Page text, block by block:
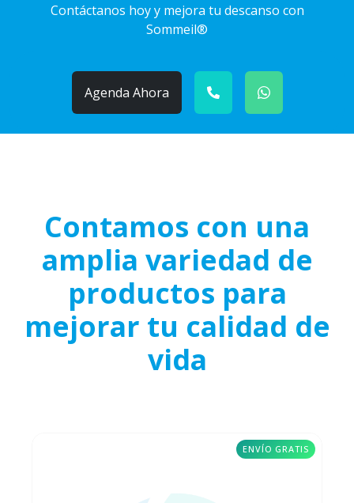
Contáctanos hoy y mejora tu descanso con
Sommeil®
Agenda Ahora
Contamos con una
amplia variedad de
productos para
mejorar tu calidad de
vida
ENVÍO GRATIS